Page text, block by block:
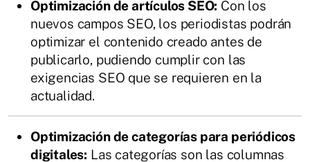
Optimización de artículos SEO: Con los
nuevos campos SEO, los periodistas podrán
optimizar el contenido creado antes de
publicarlo, pudiendo cumplir con las
exigencias SEO que se requieren en la
actualidad.
Optimización de categorías para periódicos
digitales: Las categorías son las columnas